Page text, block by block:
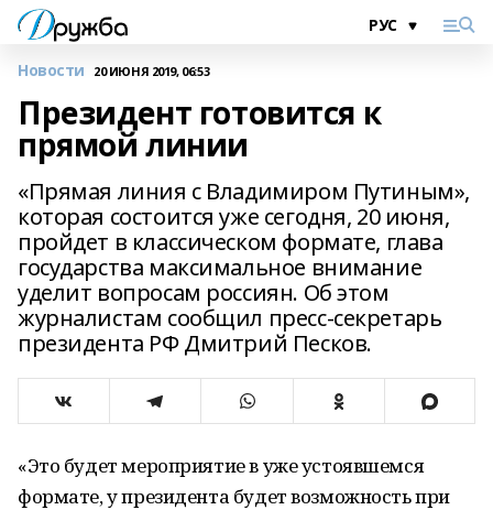
Новости 20 ИЮНЯ 2019, 06:53
Президент готовится к
прямой линии
«Прямая линия с Владимиром Путиным»,
которая состоится уже сегодня, 20 июня,
пройдет в классическом формате, глава
государства максимальное внимание
уделит вопросам россиян. Об этом
журналистам сообщил пресс-секретарь
президента РФ Дмитрий Песков.
«Это будет мероприятие в уже устоявшемся
формате, у президента будет возможность при